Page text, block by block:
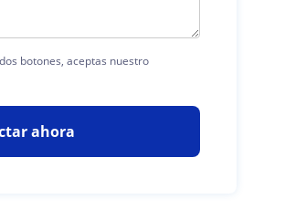
botones, aceptas nuestro
ahora